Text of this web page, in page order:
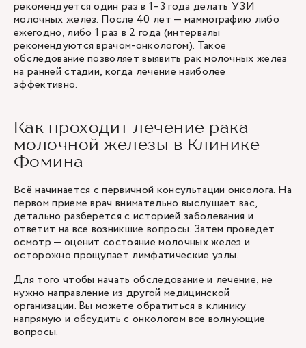
рекомендуется один раз в 1–3 года делать УЗИ
молочных желез. После 40 лет — маммографию либо
ежегодно, либо 1 раз в 2 года (интервалы
рекомендуются врачом-онкологом). Такое
обследование позволяет выявить рак молочных желез
на ранней стадии, когда лечение наиболее
эффективно.
Как проходит лечение рака
молочной железы в Клинике
Фомина
Всё начинается с первичной консультации онколога. На
первом приеме врач внимательно выслушает вас,
детально разберется с историей заболевания и
ответит на все возникшие вопросы. Затем проведет
осмотр — оценит состояние молочных желез и
осторожно прощупает лимфатические узлы.
Для того чтобы начать обследование и лечение, не
нужно направление из другой медицинской
организации. Вы можете обратиться в клинику
напрямую и обсудить с онкологом все волнующие
вопросы.